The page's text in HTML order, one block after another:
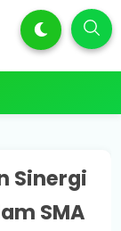
Sinergi
SMA